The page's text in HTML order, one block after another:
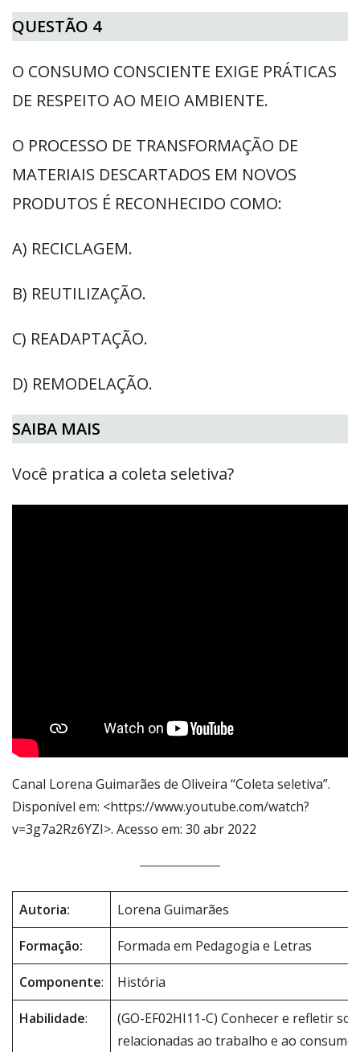
QUESTÃO 4
O CONSUMO CONSCIENTE EXIGE PRÁTICAS
DE RESPEITO AO MEIO AMBIENTE.
O PROCESSO DE TRANSFORMAÇÃO DE
MATERIAIS DESCARTADOS EM NOVOS
PRODUTOS É RECONHECIDO COMO:
A) RECICLAGEM.
B) REUTILIZAÇÃO.
C) READAPTAÇÃO.
D) REMODELAÇÃO.
SAIBA MAIS
Você pratica a coleta seletiva?
Canal Lorena Guimarães de Oliveira “Coleta seletiva”.
Disponível em: <https://www.youtube.com/watch?
v=3g7a2Rz6YZI>. Acesso em: 30 abr 2022
Autoria: Lorena Guimarães
Formação: Formada em Pedagogia e Letras
Componente: História
Habilidade:
(GO-EF02HI11-C) Conhecer e refletir
relacionadas ao trabalho e ao consumo